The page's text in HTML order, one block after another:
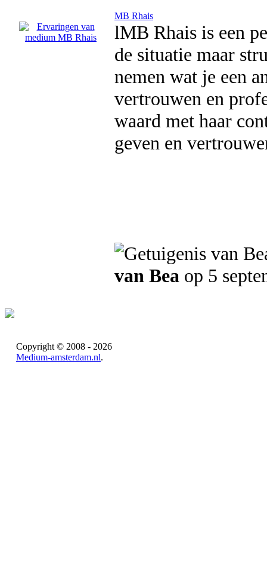
MB Rhais
lMB Rhais is een
de situatie maar
nemen wat je een
vertrouwen en
waard met haar
geven en
van Bea op 5
Copyright © 2008 - 2026
Medium-amsterdam.nl.